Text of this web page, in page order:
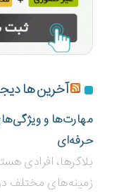
آخرین ها
مهارت‌ها و
حرفه‌ای
بلاگر‌ها، افرادی
زمینه‌های مختلف